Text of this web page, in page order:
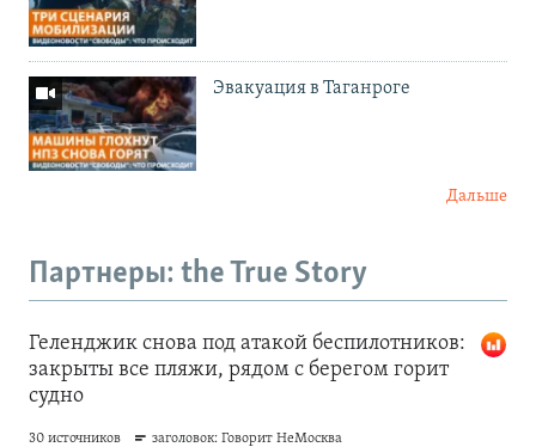
Эвакуация в Таганроге
Дальше
Партнеры: the True Story